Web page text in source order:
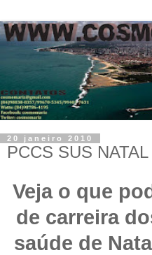
20 janeiro 2010
PCCS SUS NATAL
Veja o que
de carreira
saúde de